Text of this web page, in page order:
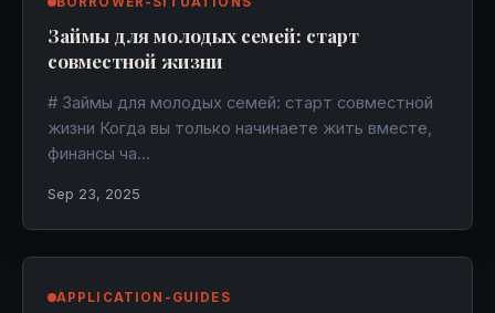
Займы для молодых семей: старт
совместной жизни
# Займы для молодых семей: старт совместной
жизни Когда вы только начинаете жить вместе,
финансы ча…
Sep 23, 2025
APPLICATION-GUIDES